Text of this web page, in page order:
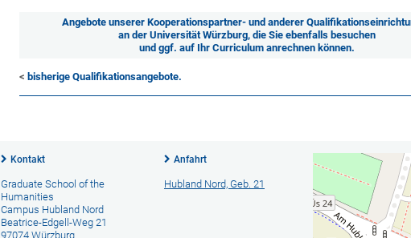
Angebote unserer Kooperationspartner- und anderer
an der Universität Würzburg, die Sie ebenfalls besuchen
und ggf. auf Ihr Curriculum anrechnen können.
< bisherige Qualifikationsangebote.
Kontakt
Graduate School of the
Humanities
Campus Hubland Nord
Beatrice-Edgell-Weg 21
97074 Würzburg
Anfahrt
Hubland Nord, Geb. 21